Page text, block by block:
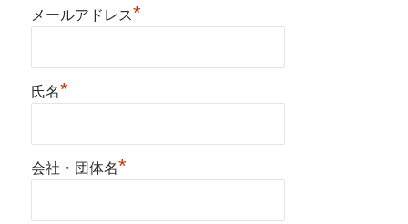
メールアドレス*
氏名*
会社・団体名*